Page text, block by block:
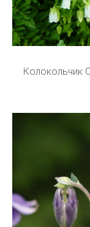
Колокольчик